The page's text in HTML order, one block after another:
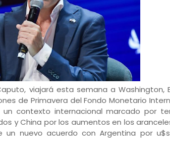
viajará esta semana a Washington,
de Primavera del Fondo Monetario
un contexto internacional marcado por
y China por los aumentos en los
nuevo acuerdo con Argentina por u$s